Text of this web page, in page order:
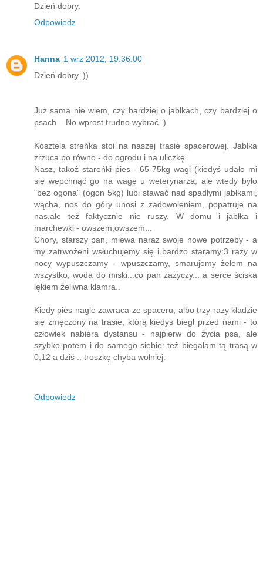
Dzień dobry.
Odpowiedz
Hanna 1 wrz 2012, 19:36:00
Dzień dobry..))
Już sama nie wiem, czy bardziej o jabłkach, czy bardziej o
psach....No wprost trudno wybrać..)
Kosztela streńka stoi na naszej trasie spacerowej. Jabłka
zrzuca po równo - do ogrodu i na uliczkę.
Nasz, takoż stareńki pies - 65-75kg wagi (kiedyś udało mi
się wepchnąć go na wagę u weterynarza, ale wtedy było
"bez ogona" (ogon 5kg) lubi stawać nad spadłymi jabłkami,
wącha, nos do góry unosi z zadowoleniem, popatruje na
nas,ale też faktycznie nie ruszy. W domu i jabłka i
marchewki - owszem,owszem...
Chory, starszy pan, miewa naraz swoje nowe potrzeby - a
my zatrwożeni wsłuchujemy się i bardzo staramy:3 razy w
nocy wypuszczamy - wpuszczamy, smarujemy żelem na
wszystko, woda do miski...co pan zażyczy... a serce ściska
lękiem żeliwna klamra..
Kiedy pies nagle zawraca ze spaceru, albo trzy razy kładzie
się zmęczony na trasie, którą kiedyś biegł przed nami - to
człowiek nabiera dystansu - najpierw do życia psa, ale
szybko potem i do samego siebie: też biegałam tą trasą w
0,12 a dziś .. troszkę chyba wolniej.
Odpowiedz